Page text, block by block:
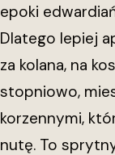
epoki
Dlatego lepiej
za kolana, na
stopniowo,
korzennymi,
nutę. To